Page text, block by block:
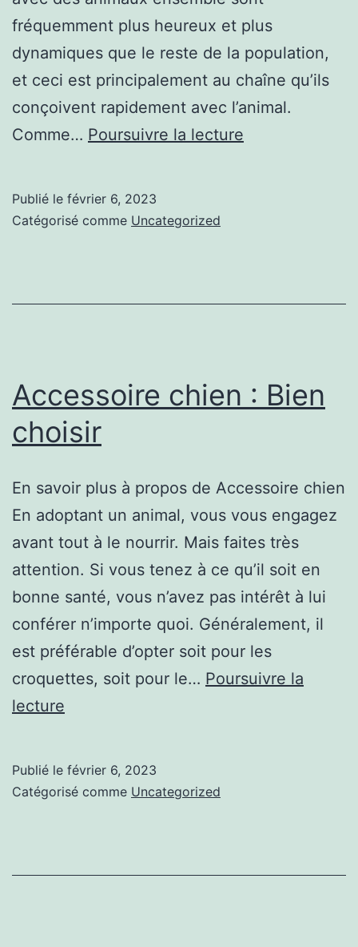
fréquemment plus heureux et plus
dynamiques que le reste de la population,
et ceci est principalement au chaîne qu’ils
conçoivent rapidement avec l’animal.
Comme… Poursuivre la lecture
Publié le février 6, 2023
Catégorisé comme Uncategorized
Accessoire chien : Bien
choisir
En savoir plus à propos de Accessoire chien
En adoptant un animal, vous vous engagez
avant tout à le nourrir. Mais faites très
attention. Si vous tenez à ce qu’il soit en
bonne santé, vous n’avez pas intérêt à lui
conférer n’importe quoi. Généralement, il
est préférable d’opter soit pour les
croquettes, soit pour le… Poursuivre la
lecture
Bien
Publié le février 6, 2023
Catégorisé comme Uncategorized